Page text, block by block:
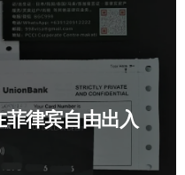
菲律宾自由出入